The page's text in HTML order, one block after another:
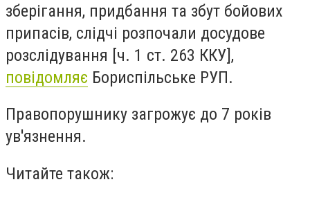
зберігання, придбання та збут бойових
припасів, слідчі розпочали досудове
розслідування [ч. 1 ст. 263 ККУ],
повідомляє Бориспільське РУП.
Правопорушнику загрожує до 7 років
ув'язнення.
Читайте також: